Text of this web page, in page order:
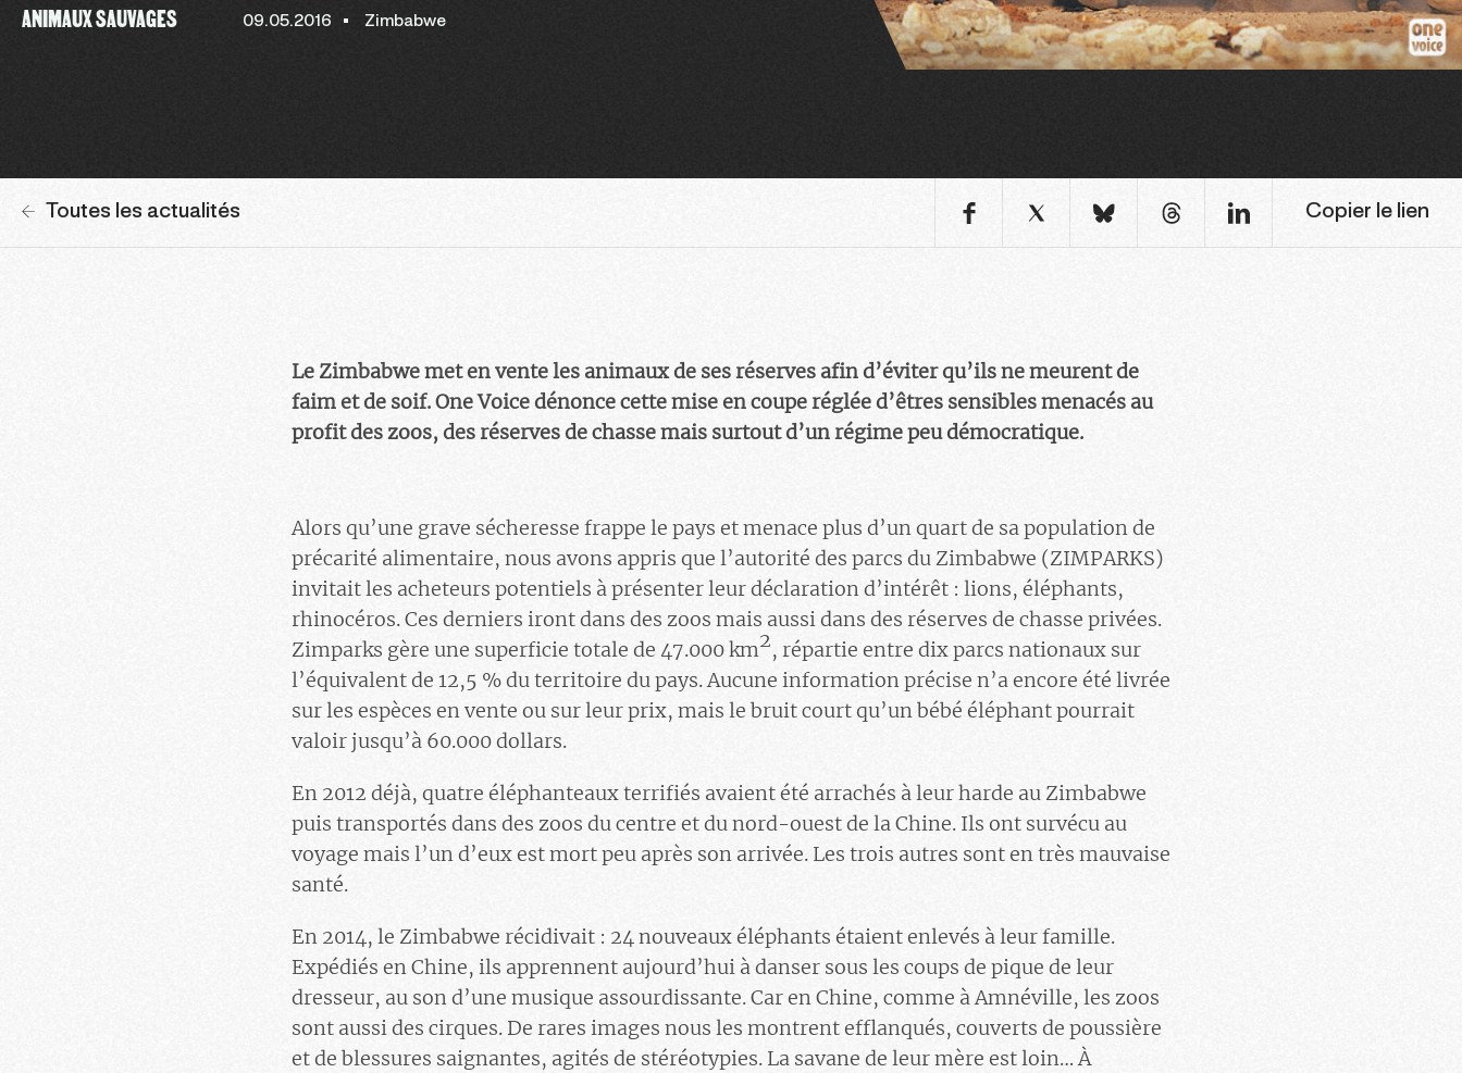
ANIMAUX SAUVAGES 09.05.2016 Zimbabwe
Toutes les actualités Copier le lien
Le Zimbabwe met en vente les animaux de ses réserves afin d’éviter qu’ils ne meurent de
faim et de soif. One Voice dénonce cette mise en coupe réglée d’êtres sensibles menacés au
profit des zoos, des réserves de chasse mais surtout d’un régime peu démocratique.
Alors qu’une grave sécheresse frappe le pays et menace plus d’un quart de sa population de
précarité alimentaire, nous avons appris que l’autorité des parcs du Zimbabwe (ZIMPARKS)
invitait les acheteurs potentiels à présenter leur déclaration d’intérêt : lions, éléphants,
rhinocéros. Ces derniers iront dans des zoos mais aussi dans des réserves de chasse privées.
Zimparks gère une superficie totale de 47.000 km2, répartie entre dix parcs nationaux sur
l’équivalent de 12,5 % du territoire du pays. Aucune information précise n’a encore été livrée
sur les espèces en vente ou sur leur prix, mais le bruit court qu’un bébé éléphant pourrait
valoir jusqu’à 60.000 dollars.
En 2012 déjà, quatre éléphanteaux terrifiés avaient été arrachés à leur harde au Zimbabwe
puis transportés dans des zoos du centre et du nord-ouest de la Chine. Ils ont survécu au
voyage mais l’un d’eux est mort peu après son arrivée. Les trois autres sont en très mauvaise
santé.
En 2014, le Zimbabwe récidivait : 24 nouveaux éléphants étaient enlevés à leur famille.
Expédiés en Chine, ils apprennent aujourd’hui à danser sous les coups de pique de leur
dresseur, au son d’une musique assourdissante. Car en Chine, comme à Amnéville, les zoos
sont aussi des cirques. De rares images nous les montrent efflanqués, couverts de poussière
et de blessures saignantes, agités de stéréotypies. La savane de leur mère est loin… À